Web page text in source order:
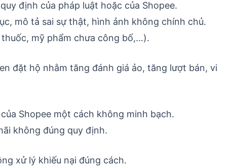
định của pháp luật hoặc của Shopee.
mô tả sai sự thật, hình ảnh không chính chủ.
mỹ phẩm chưa công bố,…).
đặt hộ nhằm tăng đánh giá ảo, tăng lượt bán, vi
Shopee một cách không minh bạch.
không đúng quy định.
xử lý khiếu nại đúng cách.